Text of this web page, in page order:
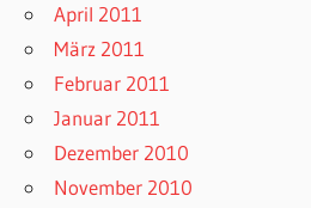
April 2011
März 2011
Februar 2011
Januar 2011
Dezember 2010
November 2010